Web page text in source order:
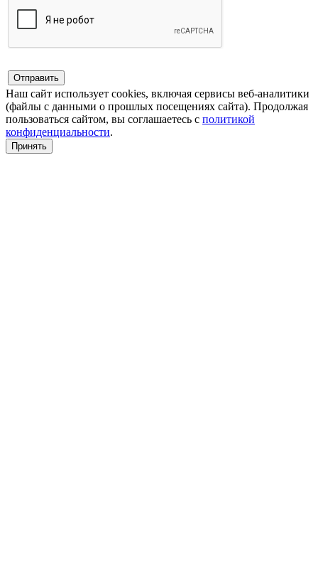
Наш сайт использует cookies, включая сервисы веб-аналитики
(файлы с данными о прошлых посещениях сайта). Продолжая
пользоваться сайтом, вы соглашаетесь с политикой
конфиденциальности.
Принять